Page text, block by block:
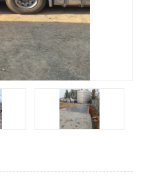
食品螺旋塔
木材撕碎机
金属撕碎机